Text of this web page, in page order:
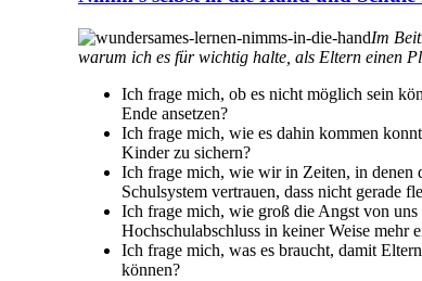
Im
warum ich es für wichtig halte, als Eltern einen
Ich frage mich, ob es nicht möglich sein
Ende ansetzen?
Ich frage mich, wie es dahin kommen
Kinder zu sichern?
Ich frage mich, wie wir in Zeiten, in denen
Schulsystem vertrauen, dass nicht gerade
Ich frage mich, wie groß die Angst von
Hochschulabschluss in keiner Weise mehr
Ich frage mich, was es braucht, damit
können?